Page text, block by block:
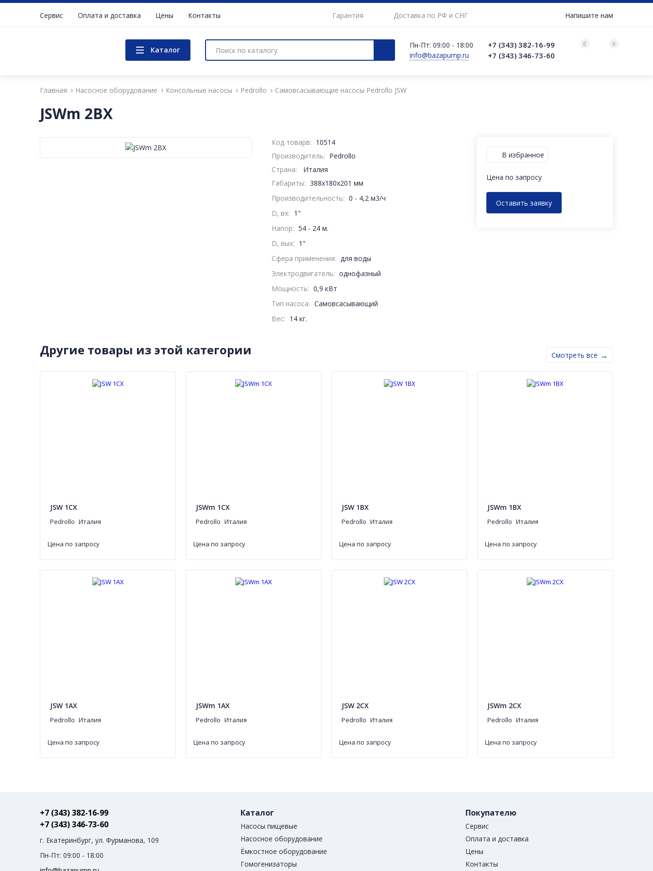
Сервис Оплата и доставка Цены Контакты Гарантия Доставка по РФ и СНГ Напишите нам
Каталог
Пн-Пт: 09:00 - 18:00
info@bazapump.ru
+7 (343) 382-16-99
+7 (343) 346-73-‬60
0 0
Главная Насосное оборудование Консольные насосы Pedrollo Самовсасывающие насосы Pedrollo JSW
JSWm 2BX
Код товарв: 10514
Производитель: Pedrollo
Страна:
Италия
Габариты: 388x180x201 мм
Производительность: 0 - 4,2 м3/ч
D, вх: 1"
Напор: 54 - 24 м.
D, вых: 1"
Сфера применения: для воды
Электродвигатель: однофазный
Мощность: 0,9 кВт
Тип насоса: Самовсасывающий
Вес: 14 кг.
В избранное
Цена по запросу
Оставить заявку
Другие товары из этой категории Смотреть все
JSW 1CX
Pedrollo Италия
Цена по запросу
JSWm 1CX
Pedrollo Италия
Цена по запросу
JSW 1BX
Pedrollo Италия
Цена по запросу
JSWm 1BX
Pedrollo Италия
Цена по запросу
JSW 1AX
Pedrollo Италия
Цена по запросу
JSWm 1AX
Pedrollo Италия
Цена по запросу
JSW 2CX
Pedrollo Италия
Цена по запросу
JSWm 2CX
Pedrollo Италия
Цена по запросу
+7 (343) 382-16-99
+7 (343) 346-73-‬60
г. Екатеринбург, ул. Фурманова, 109
Пн-Пт: 09:00 - 18:00
Каталог
Насосы пищевые
Насосное оборудование
Ёмкостное оборудование
Гомогенизаторы
Покупателю
Сервис
Оплата и доставка
Цены
Контакты